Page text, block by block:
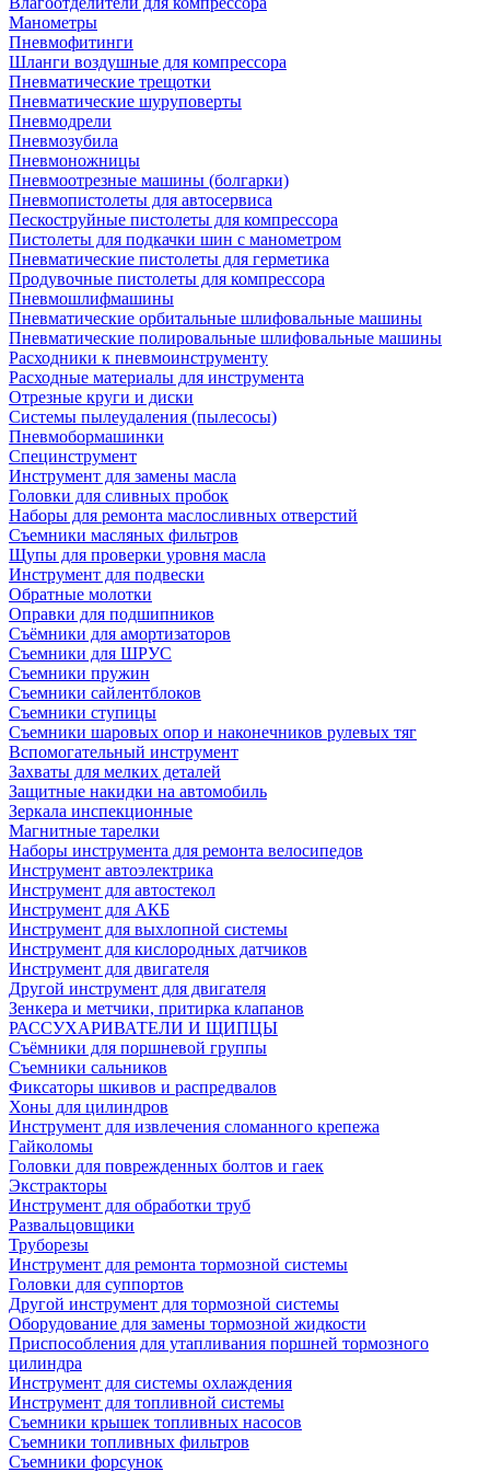
Манометры
Пневмофитинги
Шланги воздушные для компрессора
Пневматические трещотки
Пневматические шуруповерты
Пневмодрели
Пневмозубила
Пневмоножницы
Пневмоотрезные машины (болгарки)
Пневмопистолеты для автосервиса
Пескоструйные пистолеты для компрессора
Пистолеты для подкачки шин с манометром
Пневматические пистолеты для герметика
Продувочные пистолеты для компрессора
Пневмошлифмашины
Пневматические орбитальные шлифовальные машины
Пневматические полировальные шлифовальные машины
Расходники к пневмоинструменту
Расходные материалы для инструмента
Отрезные круги и диски
Системы пылеудаления (пылесосы)
Пневмобормашинки
Специнструмент
Инструмент для замены масла
Головки для сливных пробок
Наборы для ремонта маслосливных отверстий
Съемники масляных фильтров
Щупы для проверки уровня масла
Инструмент для подвески
Обратные молотки
Оправки для подшипников
Съёмники для амортизаторов
Съемники для ШРУС
Съемники пружин
Съемники сайлентблоков
Съемники ступицы
Съемники шаровых опор и наконечников рулевых тяг
Вспомогательный инструмент
Захваты для мелких деталей
Защитные накидки на автомобиль
Зеркала инспекционные
Магнитные тарелки
Наборы инструмента для ремонта велосипедов
Инструмент автоэлектрика
Инструмент для автостекол
Инструмент для АКБ
Инструмент для выхлопной системы
Инструмент для кислородных датчиков
Инструмент для двигателя
Другой инструмент для двигателя
Зенкера и метчики, притирка клапанов
РАССУХАРИВАТЕЛИ И ЩИПЦЫ
Съёмники для поршневой группы
Съемники сальников
Фиксаторы шкивов и распредвалов
Хоны для цилиндров
Инструмент для извлечения сломанного крепежа
Гайколомы
Головки для поврежденных болтов и гаек
Экстракторы
Инструмент для обработки труб
Развальцовщики
Труборезы
Инструмент для ремонта тормозной системы
Головки для суппортов
Другой инструмент для тормозной системы
Оборудование для замены тормозной жидкости
Приспособления для утапливания поршней тормозного
цилиндра
Инструмент для системы охлаждения
Инструмент для топливной системы
Съемники крышек топливных насосов
Съемники топливных фильтров
Съемники форсунок